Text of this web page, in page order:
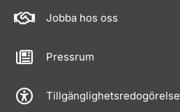
Jobba hos oss
Pressrum
Tillgänglighetsredogörelse